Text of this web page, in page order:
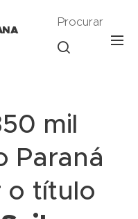
Procurar
mil
Paraná
o título